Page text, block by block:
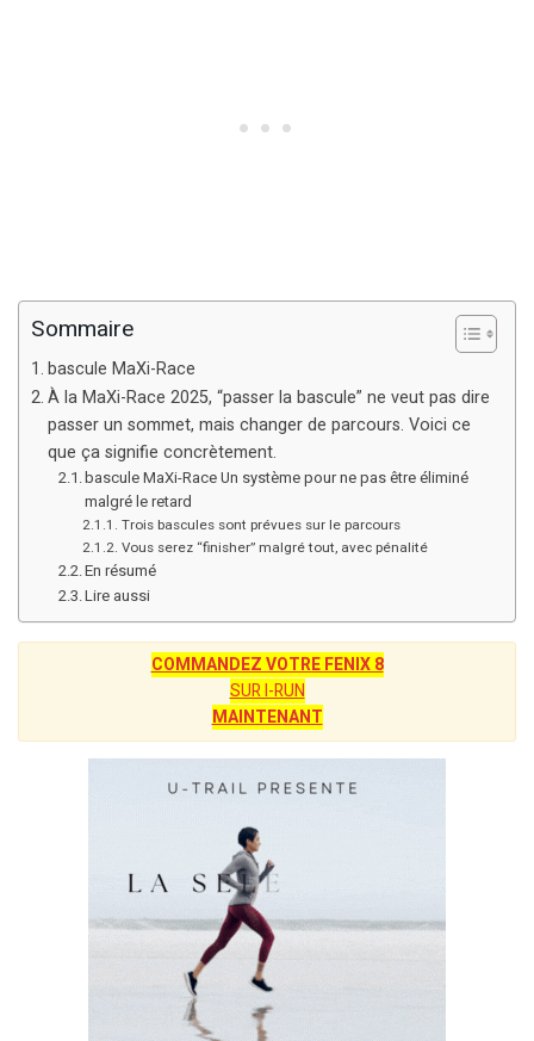
Sommaire
bascule MaXi-Race
À la MaXi-Race 2025, “passer la bascule” ne veut pas dire
passer un sommet, mais changer de parcours. Voici ce
que ça signifie concrètement.
bascule MaXi-Race Un système pour ne pas être éliminé
malgré le retard
Trois bascules sont prévues sur le parcours
Vous serez “finisher” malgré tout, avec pénalité
En résumé
Lire aussi
COMMANDEZ VOTRE FENIX 8
SUR I-RUN
MAINTENANT